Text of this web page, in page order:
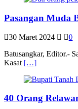
Pasangan Muda
30 Maret 2024
0
Batusangkar, Editor.-
Kasat […]
40 Orang